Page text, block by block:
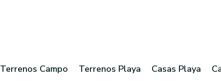
Terrenos Campo Terrenos Playa Casas Playa